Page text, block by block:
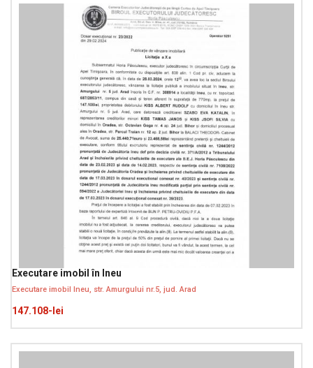
Executare imobil în Ineu
Executare imobil Ineu, str. Amurgului nr.5, jud. Arad
147.108-lei